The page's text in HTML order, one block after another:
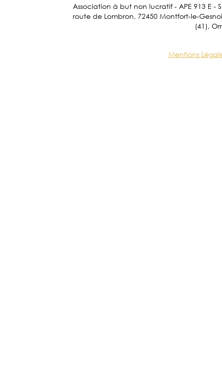
Association à but non lucratif - APE 913 E -
route de Lombron, 72450 Montfort-le-
(41),
Mentions